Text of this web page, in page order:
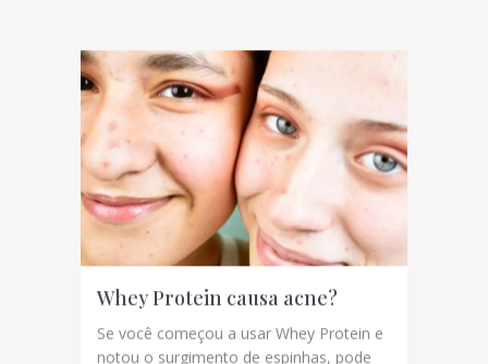
Whey Protein causa acne?
Se você começou a usar Whey Protein e
notou o surgimento de espinhas, pode